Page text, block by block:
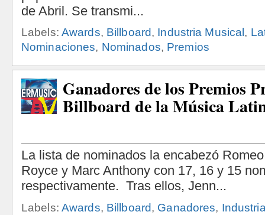
Labels: Awards, Billboard, Industria Musical ,
Nominaciones, Nominados, Premios
Ganadores de los Premios
Billboard de la Música
Labels: Awards, Billboard, Ganadores,